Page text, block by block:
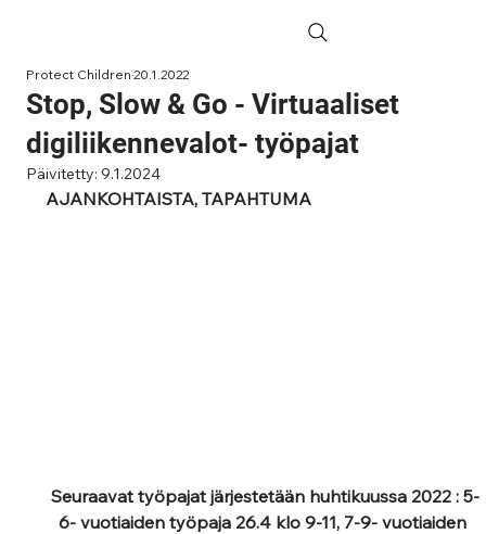
Stop, Slow & Go - Virtuaaliset
digiliikennevalot- työpajat
Protect Children20.1.2022
Päivitetty:9.1.2024
AJANKOHTAISTA, TAPAHTUMA
Seuraavat työpajat järjestetään huhtikuussa 2022 : 5-
6- vuotiaiden työpaja 26.4 klo 9-11, 7-9- vuotiaiden